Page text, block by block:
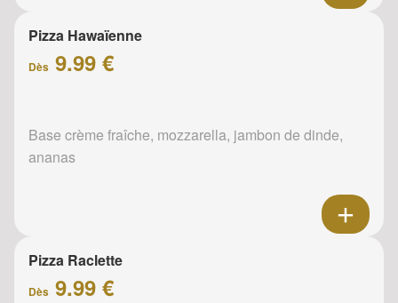
Pizza Hawaïenne
Dès 9.99 €
Base crème fraîche, mozzarella, jambon de dinde,
ananas
Pizza Raclette
Dès 9.99 €